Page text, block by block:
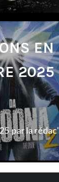
EN
2025
parla rédac'